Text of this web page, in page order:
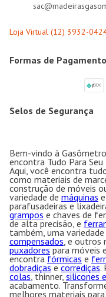
Formas de Pagamento
Selos de Segurança
Bem-vindo à
encontra Tudo Para
Aqui, você encontra
como materiais de
construção de móveis
variedade de máquinas e
parafusadeiras e
grampos e chaves de
de alta precisão, e
também, uma variedade
compensados, e outros
puxadores para móveis
encontra fórmicas e
dobradiças e corrediças.
colas, thinner, silicones
acabamento.
melhores materiais